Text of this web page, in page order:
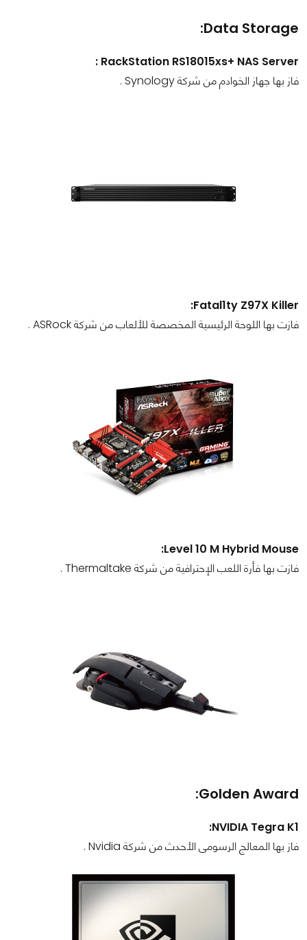
Data Storage:
RackStation RS18015xs+ NAS Server :
فاز بها جهاز الخوادم من شركة Synology .
Fatal1ty Z97X Killer:
فازت بها اللوحة الرئيسية المخصصة للألعاب من شركة ASRock .
Level 10 M Hybrid Mouse:
فازت بها فأرة اللعب الإحترافية من شركة Thermaltake .
Golden Award:
NVIDIA Tegra K1:
فاز بها المعالج الرسومى الأحدث من شركة Nvidia .